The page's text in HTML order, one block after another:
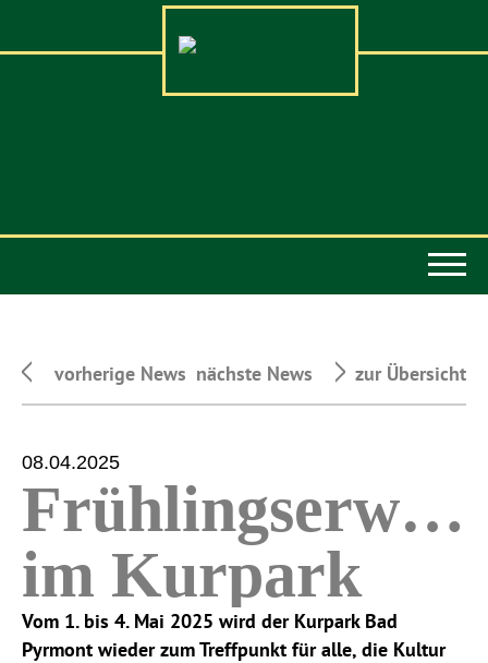
vorherige News nächste News zur Übersicht
08.04.2025
im Kurpark
Vom 1. bis 4. Mai 2025 wird der Kurpark Bad
Pyrmont wieder zum Treffpunkt für alle, die Kultur